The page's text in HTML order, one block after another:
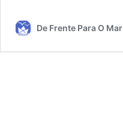
De Frente Para O Mar